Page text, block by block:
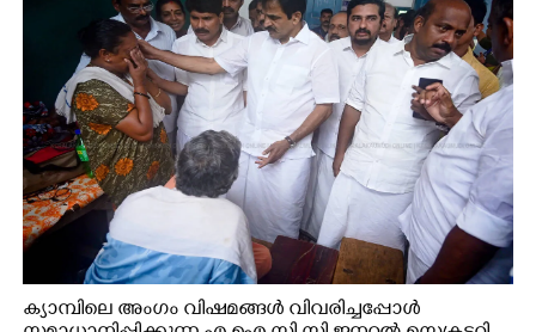
വകുപ്പ് മന്ത്രി എം. ലിജു, കൃഷിവകുപ്പ് മന്ത്രി ടി. സിദ്ദിഖ്,
റെജി ചെറിയാൻ എം. എൽ. എ എന്നിവർ സമീപം
ക്യാമ്പിലെ അംഗം വിഷമങ്ങൾ വിവരിച്ചപ്പോൾ